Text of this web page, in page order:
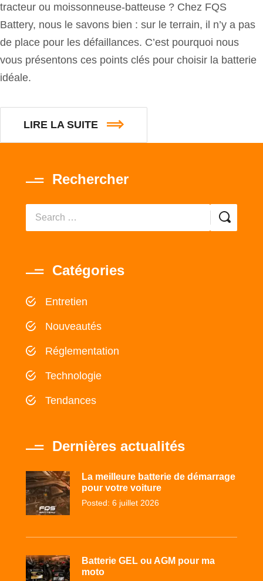
tracteur ou moissonneuse-batteuse ? Chez FQS
Battery, nous le savons bien : sur le terrain, il n’y a pas
de place pour les défaillances. C’est pourquoi nous
vous présentons ces points clés pour choisir la batterie
idéale.
LIRE LA SUITE
Rechercher
Catégories
Entretien
Nouveautés
Réglementation
Technologie
Tendances
Dernières actualités
La meilleure batterie de démarrage
pour votre voiture
Posted: 6 juillet 2026
Batterie GEL ou AGM pour ma
moto